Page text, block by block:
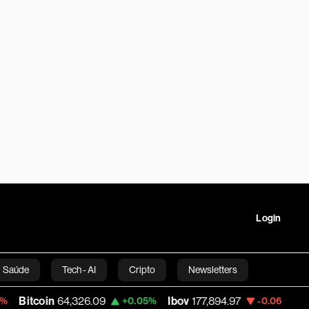
Login
Saúde Tech - AI Cripto Newsletters
Linha Executiva Opinião Vídeos
64,326.09 +0.05% Ibov 177,894.97 -0.06% Petrobras